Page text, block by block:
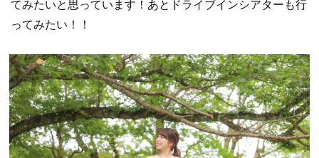
てみたいと思っています！あとドライブインシアターも行
ってみたい！！